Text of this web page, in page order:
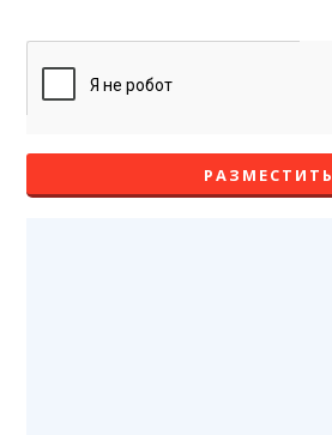
РАЗМЕСТИТЬ